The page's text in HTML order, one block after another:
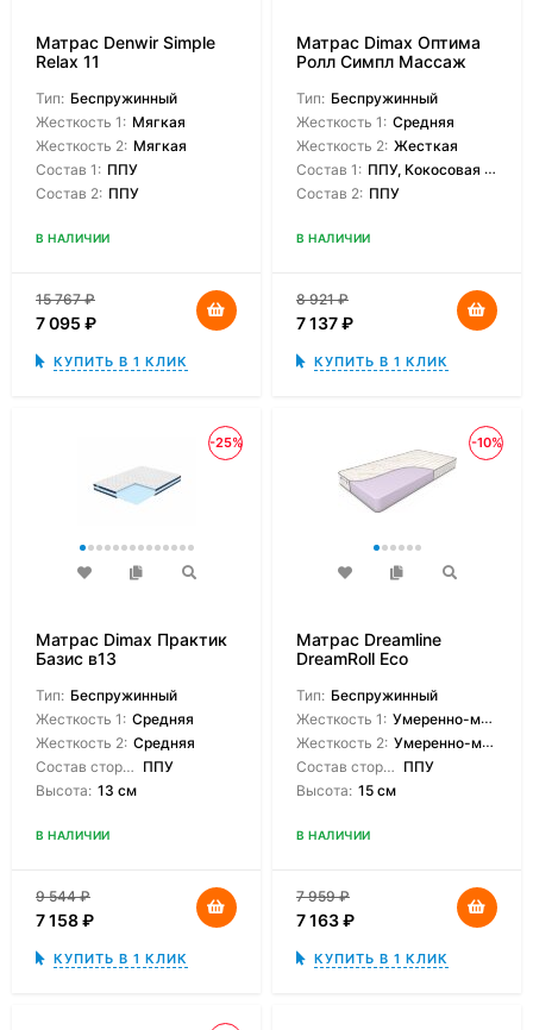
Матрас Denwir Simple
Relax 11
Тип: Беспружинный
Жесткость 1: Мягкая
Жесткость 2: Мягкая
Состав 1: ППУ
Состав 2: ППУ
В НАЛИЧИИ
15 767₽
7 095 ₽
КУПИТЬ В 1 КЛИК
Матрас Dimax Оптима
Ролл Симпл Массаж
Тип: Беспружинный
Жесткость 1: Средняя
Жесткость 2: Жесткая
Состав 1: ППУ, Кокосовая койра
Состав 2: ППУ
В НАЛИЧИИ
8 921₽
7 137₽
КУПИТЬ В 1 КЛИК
-25%
Матрас Dimax Практик
Базис в13
Тип: Беспружинный
Жесткость 1: Средняя
Жесткость 2: Средняя
Состав сторон: ППУ
Высота: 13 см
В НАЛИЧИИ
9 544₽
7 158₽
КУПИТЬ В 1 КЛИК
-10%
Матрас Dreamline
DreamRoll Eco
Тип: Беспружинный
Жесткость 1: Умеренно-мягкая
Жесткость 2: Умеренно-мягкая
Состав сторон: ППУ
Высота: 15 см
В НАЛИЧИИ
7 959₽
7 163₽
КУПИТЬ В 1 КЛИК